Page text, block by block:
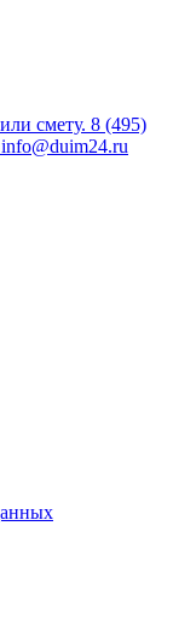
смету. 8 (495)
info@duim24.ru